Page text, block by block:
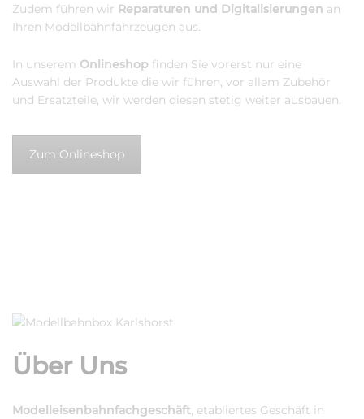
Zudem führen wir Reparaturen und Digitalisierungen an
Ihren Modellbahnfahrzeugen aus.
In unserem Onlineshop finden Sie vorerst nur eine
Auswahl der Produkte die wir führen, vor allem Zubehör
und Ersatzteile, wir werden diesen stetig weiter ausbauen.
Zum Onlineshop
Über Uns
Modelleisenbahnfachgeschäft , etabliertes Geschäft in